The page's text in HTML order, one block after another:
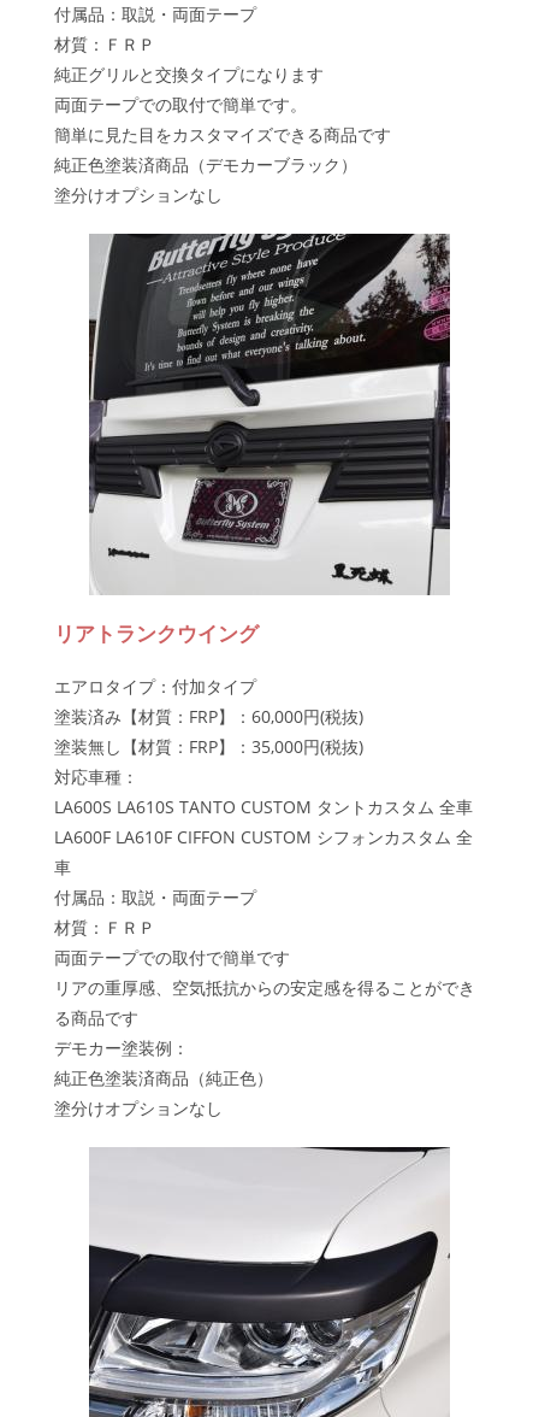
付属品：取説・両面テープ
材質：ＦＲＰ
純正グリルと交換タイプになります
両面テープでの取付で簡単です。
簡単に見た目をカスタマイズできる商品です
純正色塗装済商品（デモカーブラック）
塗分けオプションなし
リアトランクウイング
エアロタイプ：付加タイプ
塗装済み【材質：FRP】：60,000円(税抜)
塗装無し【材質：FRP】：35,000円(税抜)
対応車種：
LA600S LA610S TANTO CUSTOM タントカスタム 全車
LA600F LA610F CIFFON CUSTOM シフォンカスタム 全
車
付属品：取説・両面テープ
材質：ＦＲＰ
両面テープでの取付で簡単です
リアの重厚感、空気抵抗からの安定感を得ることができ
る商品です
デモカー塗装例：
純正色塗装済商品（純正色）
塗分けオプションなし